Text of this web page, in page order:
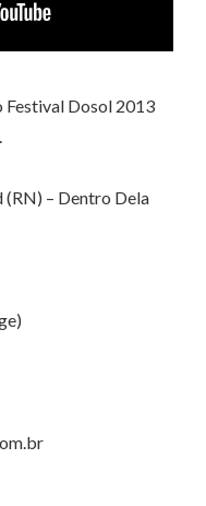
Festival Dosol 2013
(RN) – Dentro Dela